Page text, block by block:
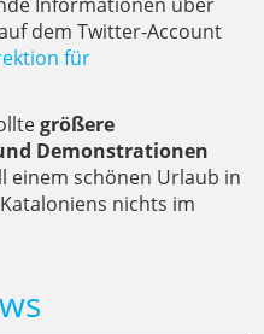
dem Twitter-Account
für
größere
Demonstrationen
einem schönen Urlaub in
nichts im